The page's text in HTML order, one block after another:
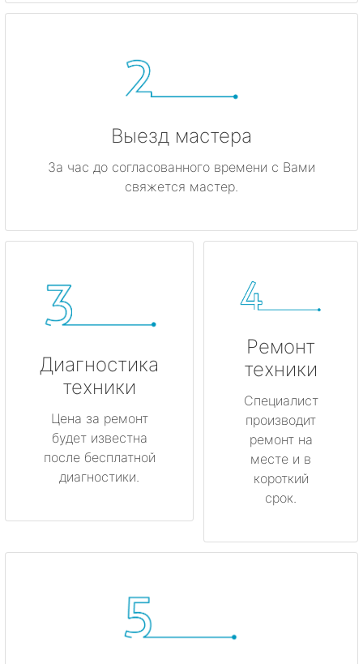
Выезд мастера
За час до согласованного времени с Вами
свяжется мастер.
Диагностика
техники
Цена за ремонт
будет известна
после бесплатной
диагностики.
Ремонт
техники
Специалист
производит
ремонт на
месте и в
короткий
срок.